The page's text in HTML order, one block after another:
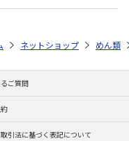
ら探す 愛媛県 五色そう
ネットショップ めん類
ご質問
引法に基づく表記について